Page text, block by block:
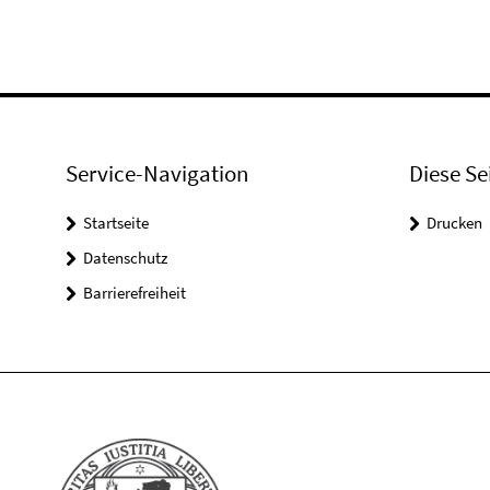
Service-Navigation
Startseite
Datenschutz
Barrierefreiheit
Diese
Drucken